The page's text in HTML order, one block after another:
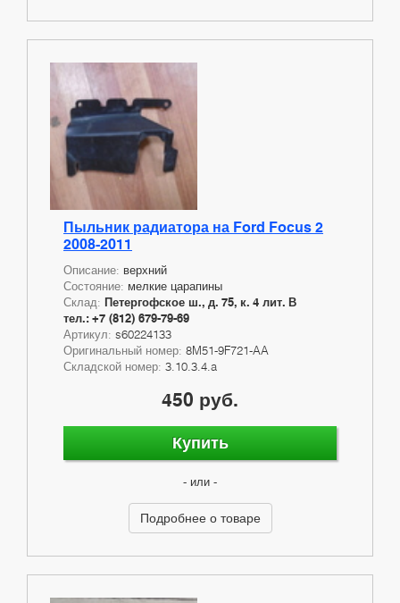
Пыльник радиатора на Ford Focus 2
2008-2011
Описание: верхний
Состояние: мелкие царапины
Склад: Петергофское ш., д. 75, к. 4 лит. В
тел.: +7 (812) 679-79-69
Артикул: s60224133
Оригинальный номер: 8M51-9F721-AA
Складской номер: 3.10.3.4.a
450 руб.
Купить
- или -
Подробнее о товаре